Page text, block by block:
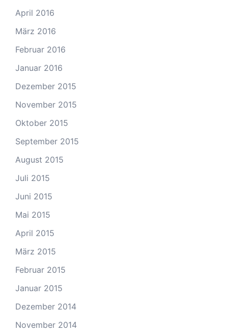
April 2016
März 2016
Februar 2016
Januar 2016
Dezember 2015
November 2015
Oktober 2015
September 2015
August 2015
Juli 2015
Juni 2015
Mai 2015
April 2015
März 2015
Februar 2015
Januar 2015
Dezember 2014
November 2014